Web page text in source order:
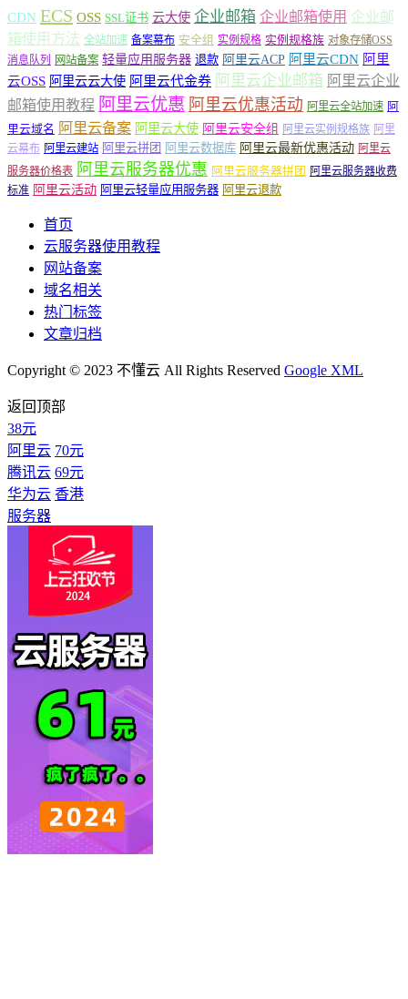
CDN ECS OSS SSL证书 云大使 企业邮箱 企业邮箱使用 企业邮
箱使用方法 全站加速 备案幕布 安全组 实例规格 实例规格族 对象存储OSS
消息队列
网站备案 轻量应用服务器 退款 阿里云ACP 阿里云CDN 阿里
云OSS 阿里云云大使 阿里云代金券 阿里云企业邮箱 阿里云企业
邮箱使用教程 阿里云优惠 阿里云优惠活动 阿里云全站加速 阿
里云域名 阿里云备案 阿里云大使 阿里云安全组 阿里云实例规格族 阿里
云幕布 阿里云建站 阿里云拼团 阿里云数据库 阿里云最新优惠活动 阿里云
服务器价格表 阿里云服务器优惠 阿里云服务器拼团 阿里云服务器收费
标准 阿里云活动 阿里云轻量应用服务器 阿里云退款
首页
云服务器使用教程
网站备案
域名相关
热门标签
文章归档
Copyright © 2023 不懂云 All Rights Reserved Google XML
返回顶部
38元
阿里云 70元
腾讯云 69元
华为云 香港
服务器